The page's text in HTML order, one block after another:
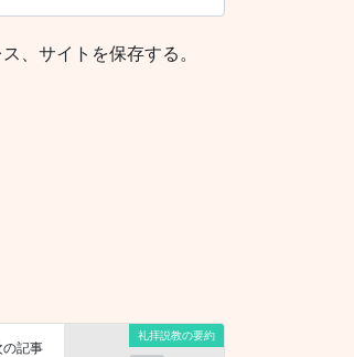
、サイトを保存する。
礼拝説教の要約
の記事